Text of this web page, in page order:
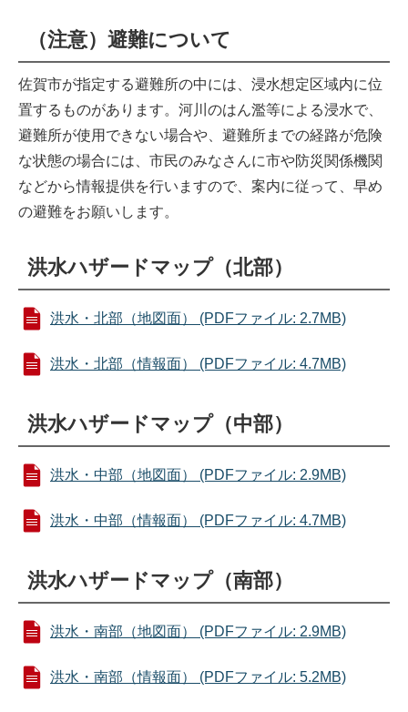
（注意）避難について
佐賀市が指定する避難所の中には、浸水想定区域内に位
置するものがあります。河川のはん濫等による浸水で、
避難所が使用できない場合や、避難所までの経路が危険
な状態の場合には、市民のみなさんに市や防災関係機関
などから情報提供を行いますので、案内に従って、早め
の避難をお願いします。
洪水ハザードマップ（北部）
洪水・北部（地図面） (PDFファイル: 2.7MB)
洪水・北部（情報面） (PDFファイル: 4.7MB)
洪水ハザードマップ（中部）
洪水・中部（地図面） (PDFファイル: 2.9MB)
洪水・中部（情報面） (PDFファイル: 4.7MB)
洪水ハザードマップ（南部）
洪水・南部（地図面） (PDFファイル: 2.9MB)
洪水・南部（情報面） (PDFファイル: 5.2MB)